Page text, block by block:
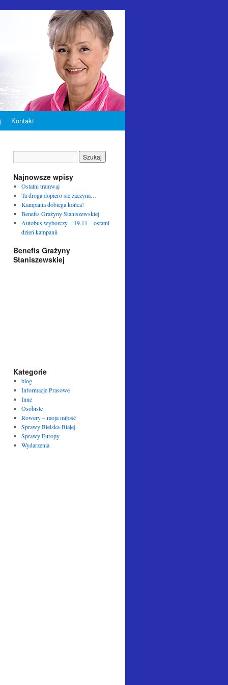
Kontakt
Najnowsze wpisy
Ostatni tramwaj
Ta droga dopiero się zaczyna…
Kampania dobiega końca!
Benefis Grażyny Staniszewskiej
Autobus wyborczy – 19.11 – ostatni
dzień kampanii
Benefis Grażyny
Staniszewskiej
Kategorie
blog
Informacje Prasowe
Inne
Osobiste
Rowery – moja miłość
Sprawy Bielska-Białej
Sprawy Europy
Wydarzenia